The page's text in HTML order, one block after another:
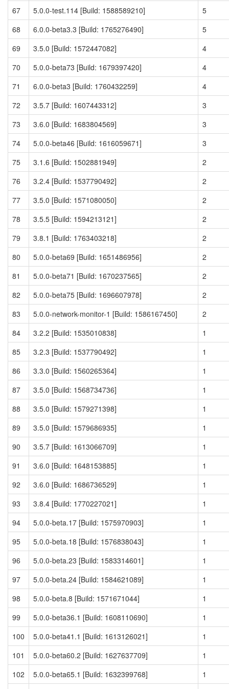
67 5.0.0-test.114 [Build: 1588589210]
5
68
6.0.0-beta3.3 [Build: 1765276490]
5
69
3.5.0 [Build: 1572447082]
4
70
5.0.0-beta73 [Build: 1679397420]
4
71
6.0.0-beta3 [Build: 1760432259]
4
72
3.5.7 [Build: 1607443312]
3
73
3.6.0 [Build: 1683804569]
3
74
5.0.0-beta46 [Build: 1616059671]
3
75
3.1.6 [Build: 1502881949]
2
76
3.2.4 [Build: 1537790492]
2
77
3.5.0 [Build: 1571080050]
2
78
3.5.5 [Build: 1594213121]
2
79
3.8.1 [Build: 1763403218]
2
80
5.0.0-beta69 [Build: 1651486956]
2
81
5.0.0-beta71 [Build: 1670237565]
2
82
5.0.0-beta75 [Build: 1696607978]
2
83
5.0.0-network-monitor-1 [Build: 1586167450]
2
84
3.2.2 [Build: 1535010838]
1
85
3.2.3 [Build: 1537790492]
1
86
3.3.0 [Build: 1560265364]
1
87
3.5.0 [Build: 1568734736]
1
88
3.5.0 [Build: 1579271398]
1
89
3.5.0 [Build: 1579686935]
1
90
3.5.7 [Build: 1613066709]
1
91
3.6.0 [Build: 1648153885]
1
92
3.6.0 [Build: 1686736529]
1
93
3.8.4 [Build: 1770227021]
1
94
5.0.0-beta.17 [Build: 1575970903]
1
95
5.0.0-beta.18 [Build: 1576838043]
1
96
5.0.0-beta.23 [Build: 1583314601]
1
97
5.0.0-beta.24 [Build: 1584621089]
1
98
5.0.0-beta.8 [Build: 1571671044]
1
99
5.0.0-beta36.1 [Build: 1608110690]
1
100
5.0.0-beta41.1 [Build: 1613126021]
1
101
5.0.0-beta60.2 [Build: 1627637709]
1
102
5.0.0-beta65.1 [Build: 1632399768]
1